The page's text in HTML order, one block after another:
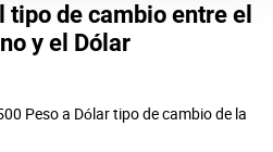
de cambio entre el
y el Dólar
Peso a Dólar tipo de cambio de la